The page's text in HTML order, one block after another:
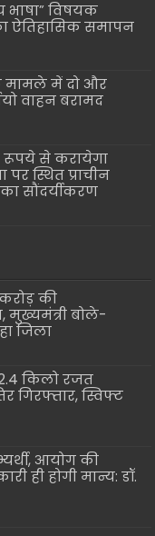
भाषा” विषयक
ऐतिहासिक समापन
मामले में दो और
वाहन बरामद
रूपये से करायेगा
स्थित प्राचीन
सौंदर्यीकरण
की
मुख्यमंत्री बोले-
जिला
किलो रजत
गिरफ्तार, स्विफ्ट
आयोग की
ही होगी मान्य: डॉ.